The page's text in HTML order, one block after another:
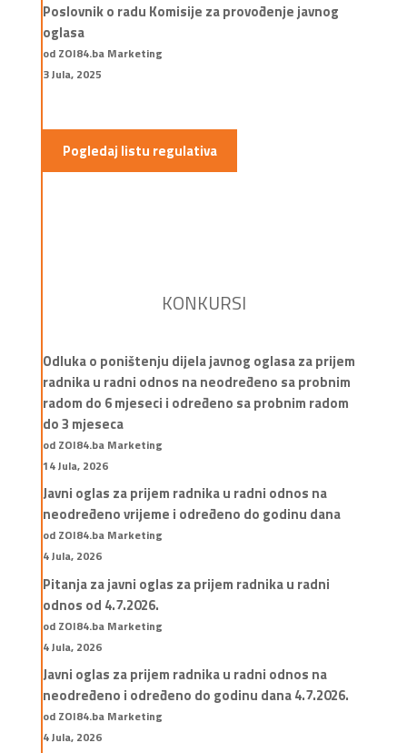
Poslovnik o radu Komisije za provođenje javnog
oglasa
od ZOI84.ba Marketing
3 Jula, 2025
Pogledaj listu regulativa
KONKURSI
Odluka o poništenju dijela javnog oglasa za prijem
radnika u radni odnos na neodređeno sa probnim
radom do 6 mjeseci i određeno sa probnim radom
do 3 mjeseca
od ZOI84.ba Marketing
14 Jula, 2026
Javni oglas za prijem radnika u radni odnos na
neodređeno vrijeme i određeno do godinu dana
od ZOI84.ba Marketing
4 Jula, 2026
Pitanja za javni oglas za prijem radnika u radni
odnos od 4.7.2026.
od ZOI84.ba Marketing
4 Jula, 2026
Javni oglas za prijem radnika u radni odnos na
neodređeno i određeno do godinu dana 4.7.2026.
od ZOI84.ba Marketing
4 Jula, 2026